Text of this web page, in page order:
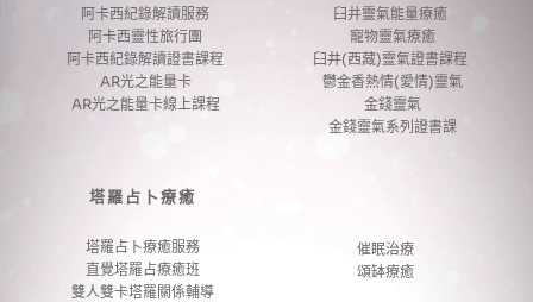
阿卡西紀錄解讀服務
阿卡西靈性旅行團
阿卡西紀錄解讀證書課程
AR光之能量卡
AR光之能量卡線上課程
臼井靈氣能量療癒
寵物靈氣療癒
臼井(西藏)靈氣證書課程
鬱金香熱情(愛情)靈氣
金錢靈氣
金錢靈氣系列證書課
塔羅占卜療癒
塔羅占卜療癒服務
直覺塔羅占療癒班
雙人雙卡塔羅關係輔導
催眠治療
頌缽療癒